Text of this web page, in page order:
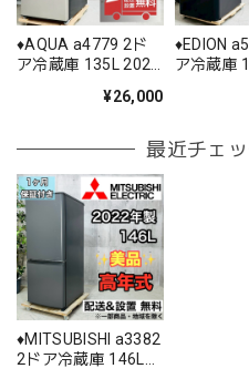
♦️AQUA a4779 2ド
ア冷蔵庫 135L 2023
¥26,000
♦️EDION
ア冷蔵庫
最近チェ
♦️MITSUBISHI a3382
2ドア冷蔵庫 146L